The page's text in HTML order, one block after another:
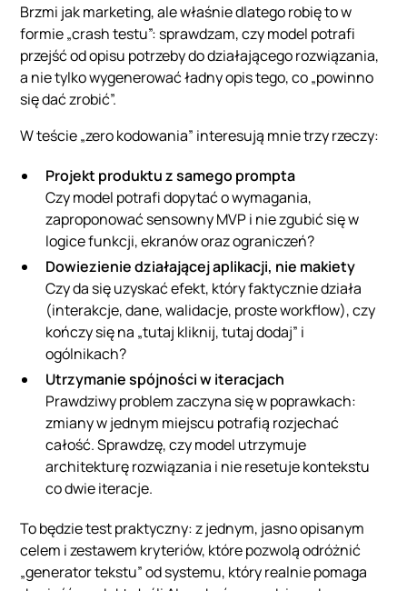
Brzmi jak marketing, ale właśnie dlatego robię to w
formie „crash testu”: sprawdzam, czy model potrafi
przejść od opisu potrzeby do działającego rozwiązania,
a nie tylko wygenerować ładny opis tego, co „powinno
się dać zrobić”.
W teście „zero kodowania” interesują mnie trzy rzeczy:
Projekt produktu z samego prompta
Czy model potrafi dopytać o wymagania,
zaproponować sensowny MVP i nie zgubić się w
logice funkcji, ekranów oraz ograniczeń?
Dowiezienie działającej aplikacji, nie makiety
Czy da się uzyskać efekt, który faktycznie działa
(interakcje, dane, walidacje, proste workflow), czy
kończy się na „tutaj kliknij, tutaj dodaj” i
ogólnikach?
Utrzymanie spójności w iteracjach
Prawdziwy problem zaczyna się w poprawkach:
zmiany w jednym miejscu potrafią rozjechać
całość. Sprawdzę, czy model utrzymuje
architekturę rozwiązania i nie resetuje kontekstu
co dwie iteracje.
To będzie test praktyczny: z jednym, jasno opisanym
celem i zestawem kryteriów, które pozwolą odróżnić
„generator tekstu” od systemu, który realnie pomaga